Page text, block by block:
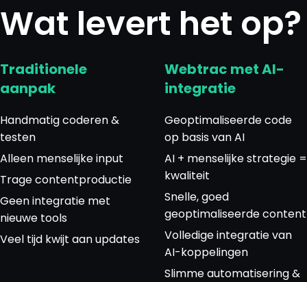
Wat levert het op?
Traditionele
aanpak
Handmatig coderen &
testen
Alleen menselijke input
Trage contentproductie
Geen integratie met
nieuwe tools
Veel tijd kwijt aan updates
Webtrac met AI-
integratie
Geoptimaliseerde code
op basis van AI
AI + menselijke strategie =
kwaliteit
Snelle, goed
geoptimaliseerde content
Volledige integratie van
AI-koppelingen
Slimme automatisering &